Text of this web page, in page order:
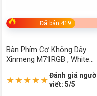
Đã bán 419
Bàn Phím Cơ Không Dây
Xinmeng M71RGB , White
Mode, Hostswap, Rgb)
★★★★★Đánh giá
viết: 5/5